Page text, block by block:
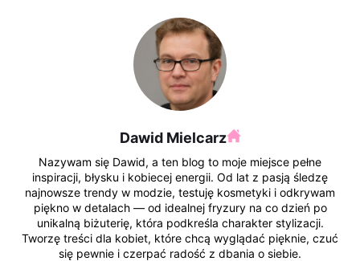
Dawid Mielcarz
Nazywam się Dawid, a ten blog to moje miejsce pełne
inspiracji, błysku i kobiecej energii. Od lat z pasją śledzę
najnowsze trendy w modzie, testuję kosmetyki i odkrywam
piękno w detalach — od idealnej fryzury na co dzień po
unikalną biżuterię, która podkreśla charakter stylizacji.
Tworzę treści dla kobiet, które chcą wyglądać pięknie, czuć
się pewnie i czerpać radość z dbania o siebie.